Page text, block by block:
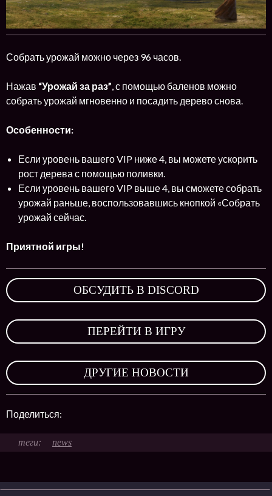
Собрать урожай можно через 96 часов.
Нажав “Урожай за раз”, с помощью баленов можно
собрать урожай мгновенно и посадить дерево снова.
Особенности:
Если уровень вашего VIP ниже 4, вы можете ускорить
рост дерева с помощью поливки.
Если уровень вашего VIP выше 4, вы сможете собрать
урожай раньше, воспользовавшись кнопкой «Собрать
урожай сейчас.
Приятной игры!
ОБСУДИТЬ В DISCORD
ПЕРЕЙТИ В ИГРУ
ДРУГИЕ НОВОСТИ
Поделиться:
news